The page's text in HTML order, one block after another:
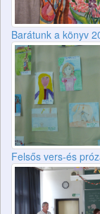
Barátunk a könyv
Felsős vers-és